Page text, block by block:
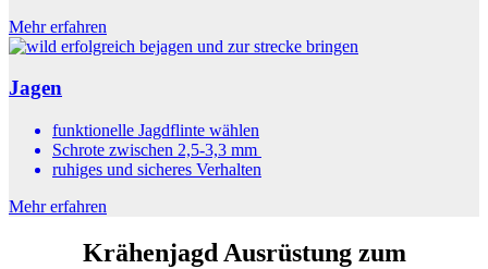
Mehr erfahren
Jagen
funktionelle Jagdflinte wählen
Schrote zwischen 2,5-3,3 mm
ruhiges und sicheres Verhalten
Mehr erfahren
Krähenjagd Ausrüstung zum